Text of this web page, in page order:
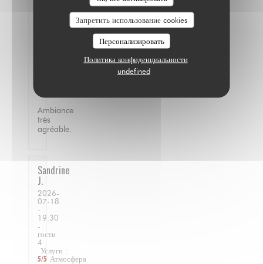
Запретить использование cookies
Персонализировать
Политика конфиденциальности
undefined
Ambiance
très
agréable.
Sandrine
J
2026-
07-18
-
19:30
-
гости
4
Услуги :
5/5 Атмосфера